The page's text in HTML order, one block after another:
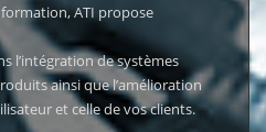
ATI propose
l’intégration de systèmes
ainsi que l’amélioration
et celle de vos clients.